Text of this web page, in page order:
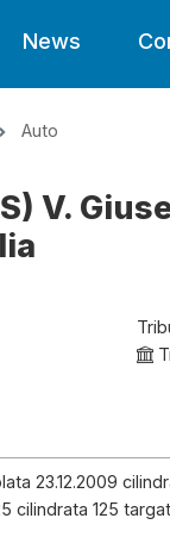
News
Auto
V.
23.12.2009
cilindrata 125